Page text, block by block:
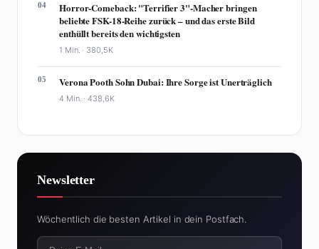
04
Horror-Comeback: "Terrifier 3"-Macher bringen
beliebte FSK-18-Reihe zurück – und das erste Bild
enthüllt bereits den wichtigsten
1 Min. · 380,5K
05 Verona Pooth Sohn Dubai: Ihre Sorge ist Unerträglich
4 Min. ·438,6K
Newsletter
Wöchentlich die besten Artikel in dein Postfach.